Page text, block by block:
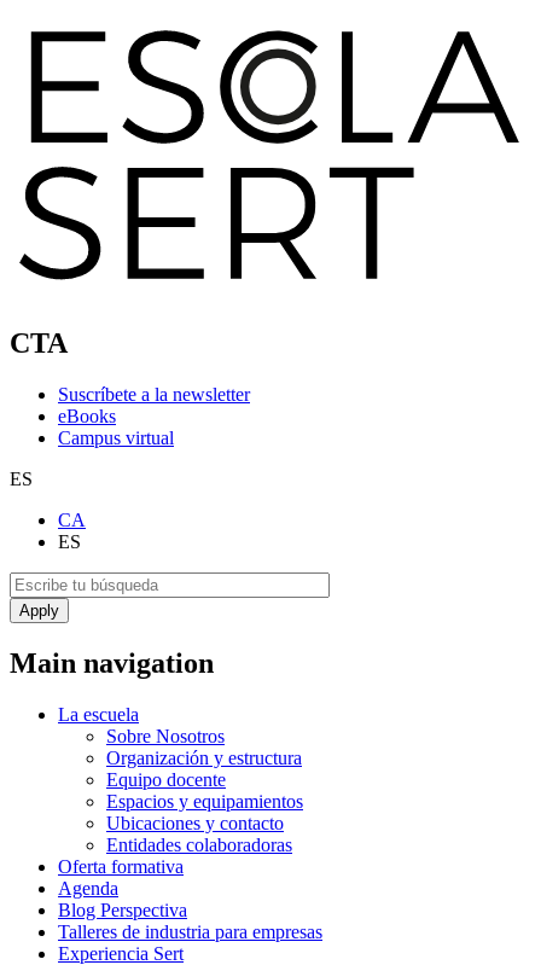
CTA
Suscríbete a la newsletter
eBooks
Campus virtual
ES
CA
ES
Main navigation
La escuela
Sobre Nosotros
Organización y estructura
Equipo docente
Espacios y equipamientos
Ubicaciones y contacto
Entidades colaboradoras
Oferta formativa
Agenda
Blog Perspectiva
Talleres de industria para empresas
Experiencia Sert